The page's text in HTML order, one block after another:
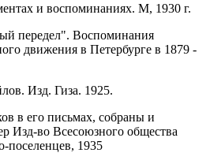
и воспоминаниях. М, 1930 г.
передел". Воспоминания
движения в Петербурге в 1879 -
Изд. Гиза. 1925.
в его письмах, собраны и
Изд-во Всесоюзного общества
поселенцев, 1935